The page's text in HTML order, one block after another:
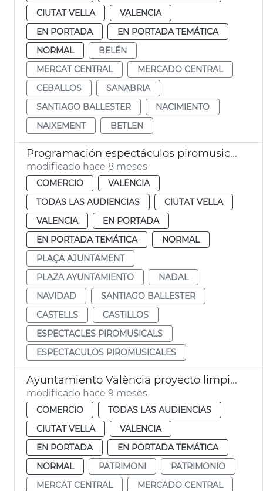
CIUTAT VELLA
VALENCIA
EN PORTADA
EN PORTADA TEMÁTICA
NORMAL
BELÉN
MERCAT CENTRAL
MERCADO CENTRAL
CEBALLOS
SANABRIA
SANTIAGO BALLESTER
NACIMIENTO
NAIXEMENT
BETLEN
Programación espectáculos piromusicals semanales Navidad
modificado hace 8 meses
COMERCIO
VALENCIA
TODAS LAS AUDIENCIAS
CIUTAT VELLA
VALENCIA
EN PORTADA
EN PORTADA TEMÁTICA
NORMAL
PLAÇA AJUNTAMENT
PLAZA AYUNTAMIENTO
NADAL
NAVIDAD
SANTIAGO BALLESTER
CASTELLS
CASTILLOS
ESPECTACLES PIROMUSICALS
ESPECTACULOS PIROMUSICALES
Ayuntamiento València proyecto limpieza fachadas Mercado Central
modificado hace 9 meses
COMERCIO
TODAS LAS AUDIENCIAS
CIUTAT VELLA
VALENCIA
EN PORTADA
EN PORTADA TEMÁTICA
NORMAL
PATRIMONI
PATRIMONIO
MERCAT CENTRAL
MERCADO CENTRAL